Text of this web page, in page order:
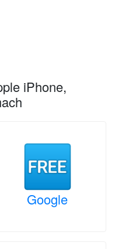
iPhone,
Google